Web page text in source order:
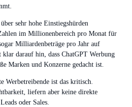
sehr hohe Einstiegshürden
im Millionenbereich pro Monat für
Milliardenbeträge pro Jahr auf
klar darauf hin, dass ChatGPT Werbung
Marken und Konzerne gedacht ist.
Werbetreibende ist das kritisch.
liefern aber keine direkte
oder Sales.